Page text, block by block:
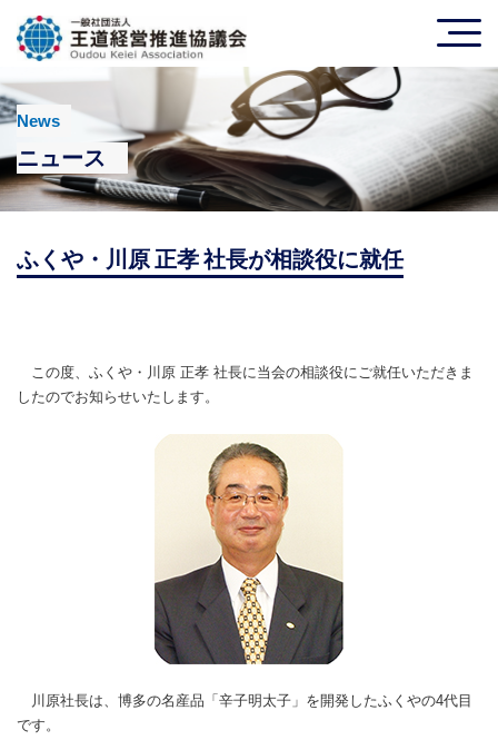
News
ニュース
ふくや・川原 正孝 社長が相談役に就任
この度、ふくや・川原 正孝 社長に当会の相談役にご就任いただきま
したのでお知らせいたします。
川原社長は、博多の名産品「辛子明太子」を開発したふくやの4代目
です。